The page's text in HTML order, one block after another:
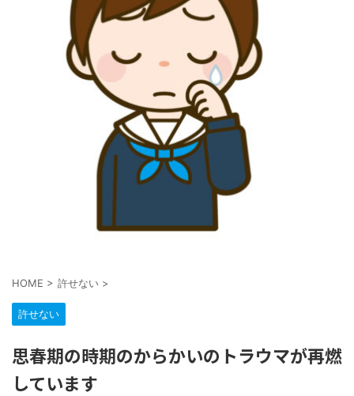
HOME > 許せない >
許せない
思春期の時期のからかいのトラウマが再燃
しています